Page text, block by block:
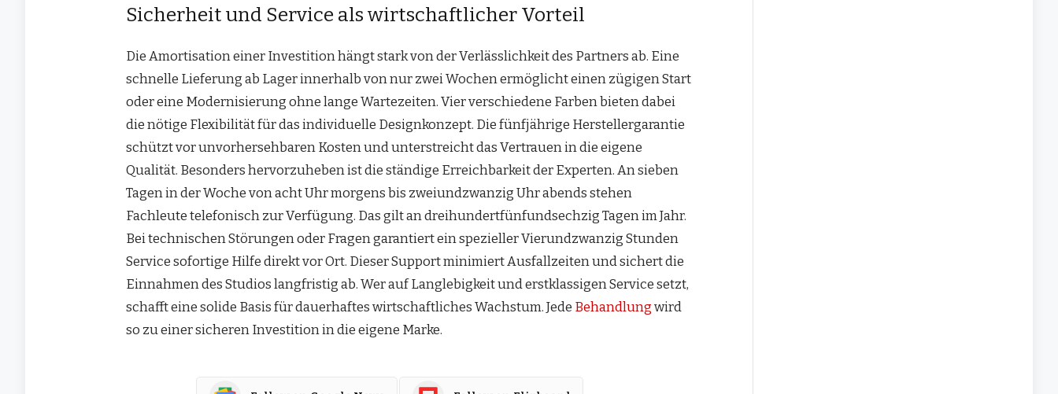
Sicherheit und Service als wirtschaftlicher Vorteil
Die Amortisation einer Investition hängt stark von der Verlässlichkeit des Partners ab. Eine
schnelle Lieferung ab Lager innerhalb von nur zwei Wochen ermöglicht einen zügigen Start
oder eine Modernisierung ohne lange Wartezeiten. Vier verschiedene Farben bieten dabei
die nötige Flexibilität für das individuelle Designkonzept. Die fünfjährige Herstellergarantie
schützt vor unvorhersehbaren Kosten und unterstreicht das Vertrauen in die eigene
Qualität. Besonders hervorzuheben ist die ständige Erreichbarkeit der Experten. An sieben
Tagen in der Woche von acht Uhr morgens bis zweiundzwanzig Uhr abends stehen
Fachleute telefonisch zur Verfügung. Das gilt an dreihundertfünfundsechzig Tagen im Jahr.
Bei technischen Störungen oder Fragen garantiert ein spezieller Vierundzwanzig Stunden
Service sofortige Hilfe direkt vor Ort. Dieser Support minimiert Ausfallzeiten und sichert die
Einnahmen des Studios langfristig ab. Wer auf Langlebigkeit und erstklassigen Service setzt,
schafft eine solide Basis für dauerhaftes wirtschaftliches Wachstum. Jede Behandlung wird
so zu einer sicheren Investition in die eigene Marke.